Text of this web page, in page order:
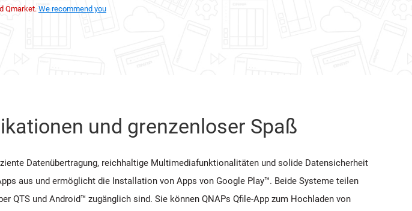
Qmarket. We recommend you
und grenzenloser Spaß
Datenübertragung, reichhaltige Multimediafunktionalitäten und solide Datensicherheit
aus und ermöglicht die Installation von Apps von Google Play™. Beide Systeme teilen
QTS und Android™ zugänglich sind. Sie können QNAPs Qfile-App zum Hochladen von